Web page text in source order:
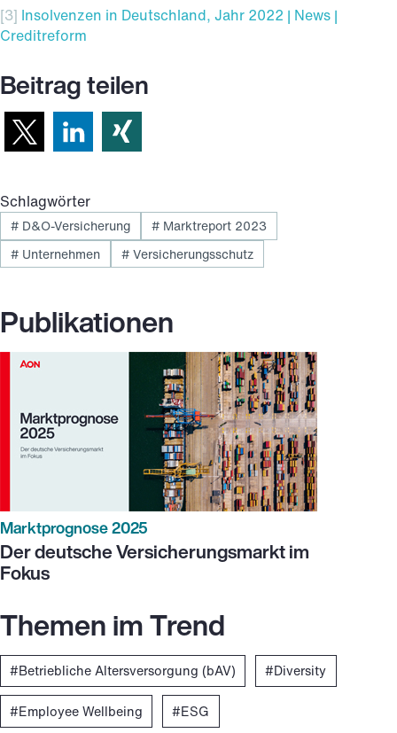
[3] Insolvenzen in Deutschland, Jahr 2022 | News |
Creditreform
Beitrag teilen
Schlagwörter
#D&O-Versicherung #Marktreport 2023
#Unternehmen #Versicherungsschutz
Publikationen
Marktprognose 2025
Der deutsche Versicherungsmarkt im
Fokus
Themen im Trend
Betriebliche Altersversorgung (bAV) Diversity
Employee Wellbeing ESG